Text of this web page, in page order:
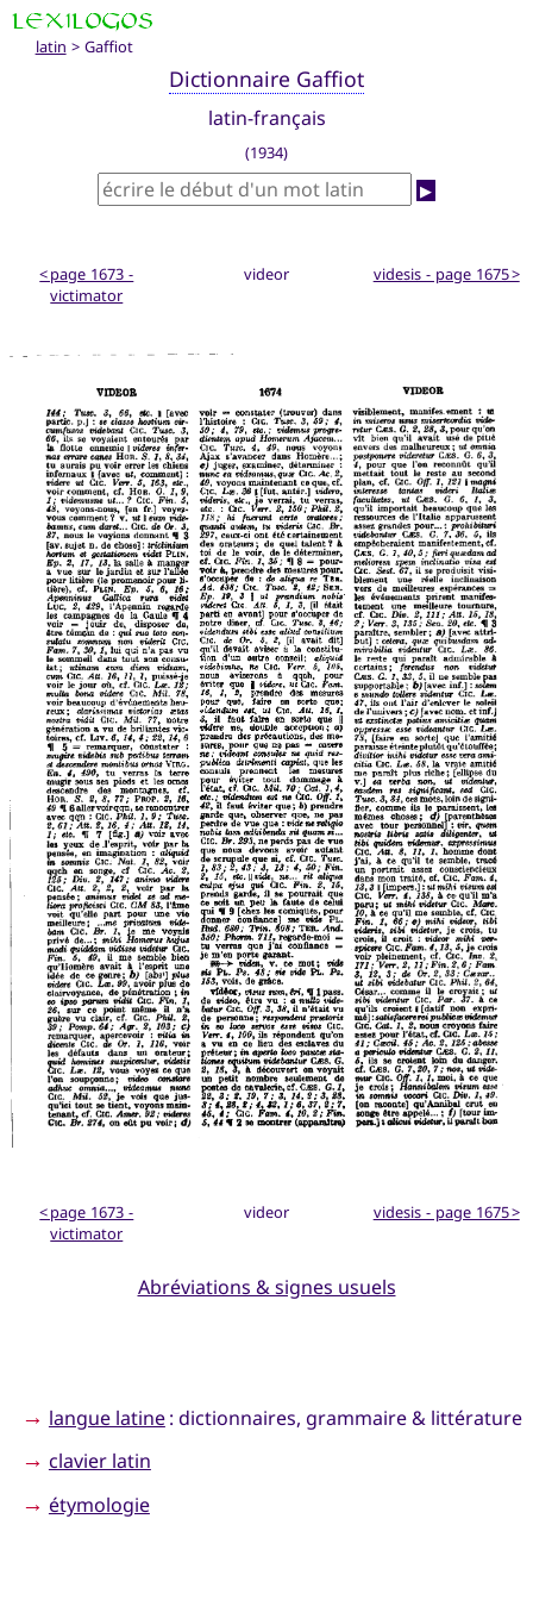
latin > Gaffiot
Dictionnaire Gaffiot
latin-français
(1934)
▶
< page 1673 -
victimator
videor videsis - page 1675 >
< page 1673 -
victimator
videor videsis - page 1675 >
Abréviations & signes usuels
→ langue latine: dictionnaires, grammaire & littérature
→ clavier latin
→ étymologie